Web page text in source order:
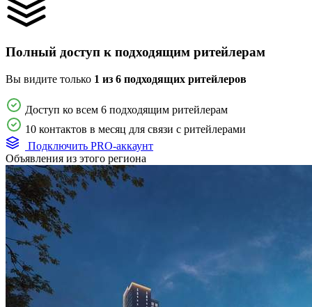
Полный доступ к подходящим ритейлерам
Вы видите только 1 из 6 подходящих ритейлеров
Доступ ко всем 6 подходящим ритейлерам
10 контактов в месяц для связи с ритейлерами
Подключить PRO-аккаунт
Объявления из этого региона